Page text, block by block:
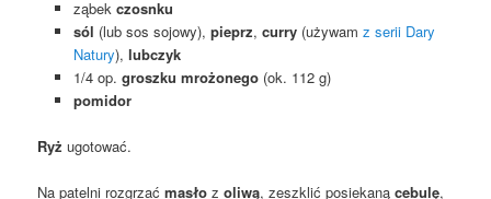
ząbek czosnku
sól (lub sos sojowy), pieprz, curry(używam z serii Dary
Natury), lubczyk
1/4 op. groszku mrożonego(ok. 112 g)
pomidor
Ryż ugotować.
Na patelni rozgrzaćmasło zoliwą, zeszklić posiekanącebulę,